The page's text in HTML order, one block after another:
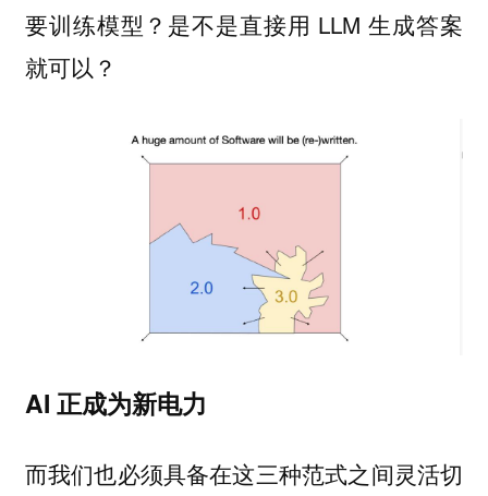
要训练模型？是不是直接用 LLM 生成答案
就可以？
AI 正成为新电力
而我们也必须具备在这三种范式之间灵活切